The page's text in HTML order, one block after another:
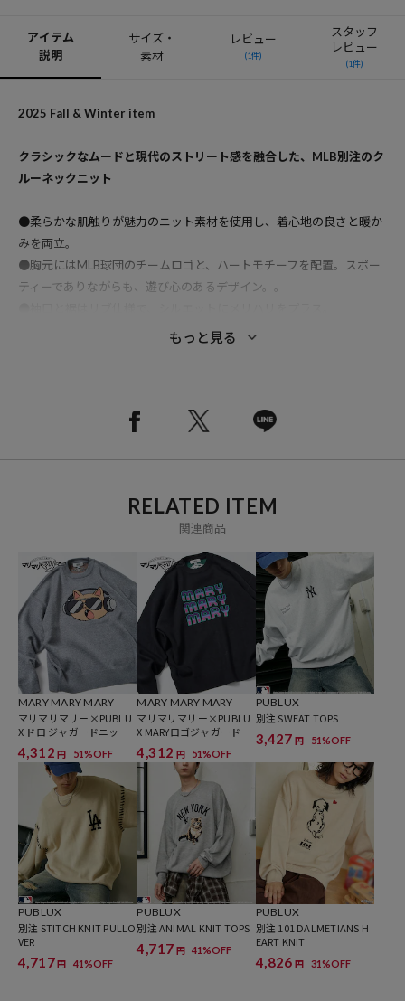
アイテム
説明
サイズ・
素材
レビュー
(1件)
スタッフ
レビュー
(1件)
2025 Fall & Winter item
クラシックなムードと現代のストリート感を融合した、MLB別注のク
ルーネックニット
●柔らかな肌触りが魅力のニット素材を使用し、着心地の良さと暖か
みを両立。
●胸元にはMLB球団のチームロゴと、ハートモチーフを配置。スポー
ティーでありながらも、遊び心のあるデザイン。。
●左袖口にはMLBのロゴワッペンがさりげなく配置され、別注ならで
にもおすすめです。
★おすすめコーディネート
一枚で主役になるデザインなので、シンプルなボトムスと合わせるだ
けでコーディネートが完成。
シャツをインナーに重ね着して、襟元や裾から見せるレイヤードスタ
イルも楽しめます。
足元はローファーやスニーカーなど、合わせる靴によって印象を自在
にアレンジ可能。
※掲載画像の商品の色味は、屋外や屋内の光の照射や角度により実物
と色味が異なる場合がございます。また表示のサイズ感と実物は若干
異なる場合もございますので、予めご了承ください。
※着用、お取り扱いの際は、商品についている品質表示とアテンショ
ンタグを必ずご確認下さい。
▼PUBLUXの新作アイテムはこちら：新作商品一覧
もっと見る
RELATED ITEM
関連商品
MARY MARY MARY
マリマリマリー×PUBLU
X ドロ ジャガードニット
【限定展開】
4,312 円 51%OFF
MARY MARY MARY
マリマリマリー×PUBLU
X MARYロゴジャガードニ
ット【限定展開】
4,312 円 51%OFF
PUBLUX
別注 SWEAT TOPS
3,427 円 51%OFF
PUBLUX
別注 STITCH KNIT PULLO
VER
4,717 円 41%OFF
PUBLUX
別注 ANIMAL KNIT TOPS
4,717 円 41%OFF
PUBLUX
別注 101 DALMETIANS H
EART KNIT
4,826 円 31%OFF